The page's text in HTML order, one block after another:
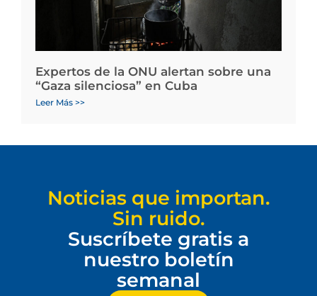
Expertos de la ONU alertan sobre una
“Gaza silenciosa” en Cuba
Leer Más >>
Noticias que importan.
Sin ruido.
Suscríbete gratis a
nuestro boletín
semanal